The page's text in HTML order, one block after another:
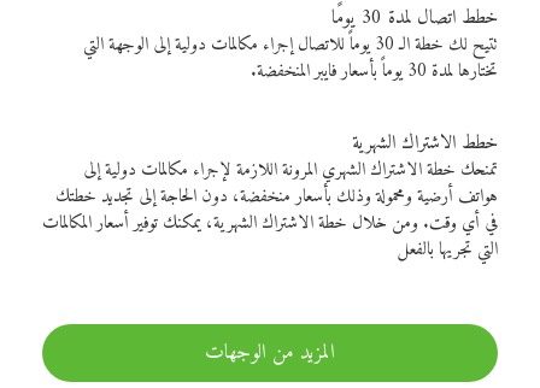
خطط اتصال لمدة 30 يومًا
تتيح لك خطة الـ 30 يوماً للاتصال إجراء مكالمات دولية إلى الوجهة التي
تختارها لمدة 30 يوماً بأسعار فايبر المنخفضة.
خطط الاشتراك الشهرية
تمنحك خطة الاشتراك الشهري المرونة اللازمة لإجراء مكالمات دولية إلى
هواتف أرضية ومحمولة وذلك بأسعار منخفضة، دون الحاجة إلى تجديد خطتك
في أي وقت. ومن خلال خطة الاشتراك الشهرية، يمكنك توفير أسعار المكالمات
التي تجريها بالفعل
المزيد من الوجهات